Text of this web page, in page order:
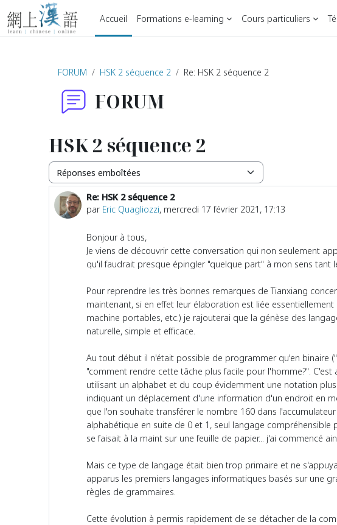
Passer au contenu principal
Accueil
Formations e-learning Cours particuliers
FORUM HSK 2 séquence 2 Re: HSK 2 séquence 2
FORUM
HSK 2 séquence 2
Type d’affichage
Re: HSK 2 séquence 2
par Eric Quagliozzi, mercredi 17 février 2021, 17:13
Nombre de réponses : 0
Bonjour à tous,
Je viens de découvrir cette conversation qui non seulement
qu'il faudrait presque épingler "quelque part" à mon sens
Pour reprendre les très bonnes remarques de Tianxiang
maintenant, si en effet leur élaboration est liée
machine portables, etc.) je rajouterai que la génèse des
naturelle, simple et efficace.
Au tout début il n'était possible de programmer qu'en binaire
"comment rendre cette tâche plus facile pour l'homme?".
utilisant un alphabet et du coup évidemment une notation
indiquant un déplacement d'une information d'un endroit en
que l'on souhaite transférer le nombre 160 dans
alphabétique en suite de 0 et 1, seul langage
se faisait à la maint sur une feuille de papier... j'ai commencé
Mais ce type de langage était bien trop primaire et ne
apparus les premiers langages informatiques basés sur une
règles de grammaires.
Cette évolution à permis rapidement de se détacher de la